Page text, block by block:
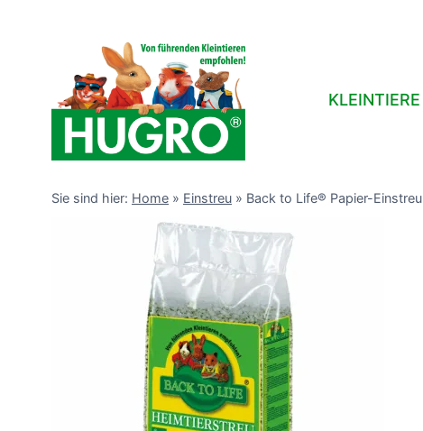
KLEINTIERE
Sie sind hier: Home » Einstreu » Back to Life® Papier-Einstreu